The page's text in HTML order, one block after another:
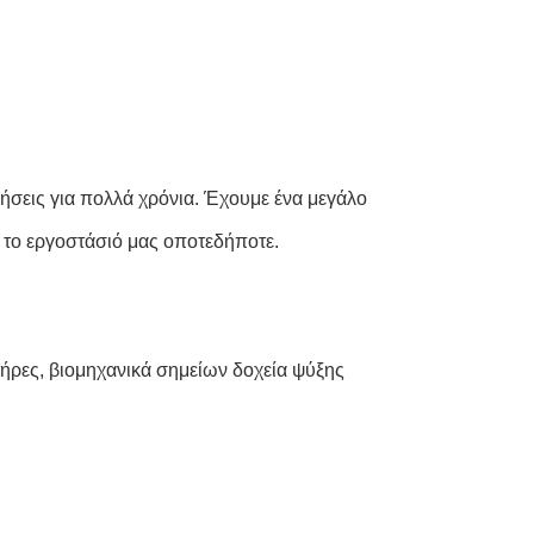
για πολλά χρόνια. Έχουμε ένα μεγάλο
το εργοστάσιό μας οποτεδήποτε.
βιομηχανικά σημείων δοχεία ψύξης